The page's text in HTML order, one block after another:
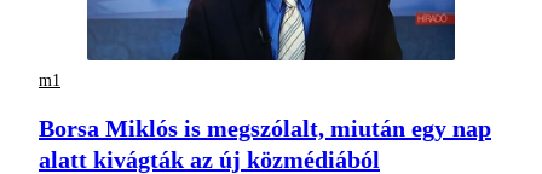
m1
Borsa Miklós is megszólalt, miután egy nap
alatt kivágták az új közmédiából